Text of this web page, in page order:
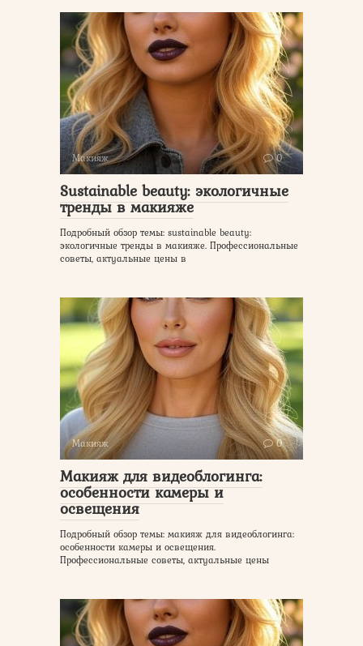
Макияж 0
Sustainable beauty: экологичные
тренды в макияже
Подробный обзор темы: sustainable beauty:
экологичные тренды в макияже. Профессиональные
советы, актуальные цены в
Макияж 0
Макияж для видеоблогинга:
особенности камеры и
освещения
Подробный обзор темы: макияж для видеоблогинга:
особенности камеры и освещения.
Профессиональные советы, актуальные цены